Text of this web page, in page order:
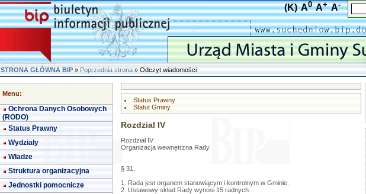
(K) A0 A+ A-
STRONA GŁÓWNA BIP»Poprzednia strona» Odczyt wiadomości
Menu:
Ochrona Danych Osobowych
(RODO)
Status Prawny
Wydziały
Władze
Struktura organizacyjna
Jednostki pomocnicze
Status Prawny
Statut Gminy
Rozdzial IV
Rozdział IV
Organizacja wewnętrzna Rady
§ 31.
1. Rada jest organem stanowiącym i kontrolnym w Gminie.
2. Ustawowy skład Rady wynosi 15 radnych.